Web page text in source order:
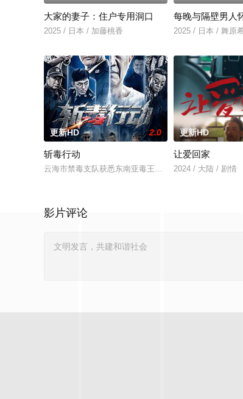
大家的妻子：住户专用洞口
2025 / 日本 / 加藤桃香
每晚与隔壁男人
2025 / 日本 / 舞原
更新HD 2.0
斩毒行动
云海市禁毒支队获悉东南亚毒王廖爷将携600余公斤毒品
更新HD
让爱回家
2024 / 大陆 / 剧情
影片评论